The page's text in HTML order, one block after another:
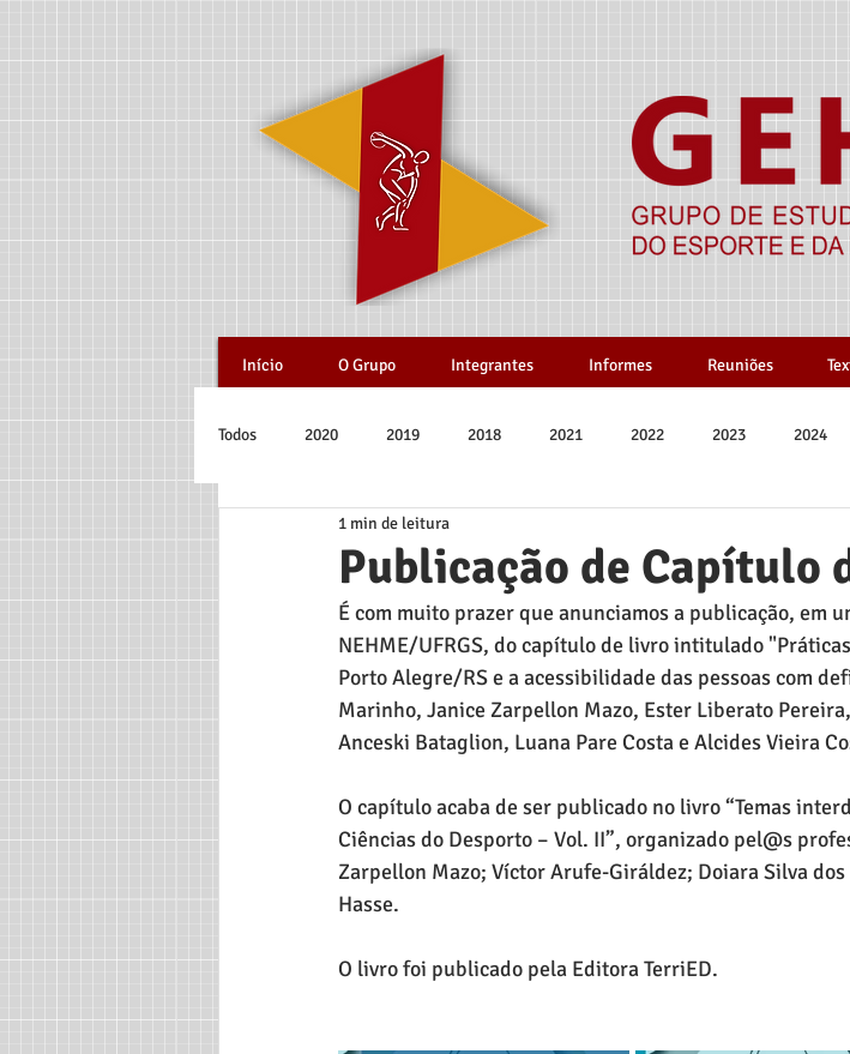
Início O Grupo Integrantes Informes Reuniões
Todos 2020 2019 2018 2021 2022 2023 2024
Publicação de Capítulo
1 min de leitura
É com muito prazer que anunciamos a publicação, em
NEHME/UFRGS, do capítulo de livro intitulado
Porto Alegre/RS e a acessibilidade das pessoas com
Marinho, Janice Zarpellon Mazo, Ester Liberato
Anceski Bataglion, Luana Pare Costa e Alcides Vieira
O capítulo acaba de ser publicado no livro “Temas
Ciências do Desporto – Vol. II”, organizado pel@s
Zarpellon Mazo; Víctor Arufe-Giráldez; Doiara Silva
Hasse.
O livro foi publicado pela Editora TerriED.